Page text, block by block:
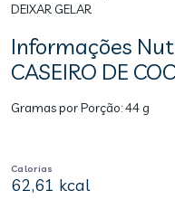
DEIXAR GELAR
Informações
CASEIRO DE
Gramas por Porção:44 g
Calorias
62,61 kcal